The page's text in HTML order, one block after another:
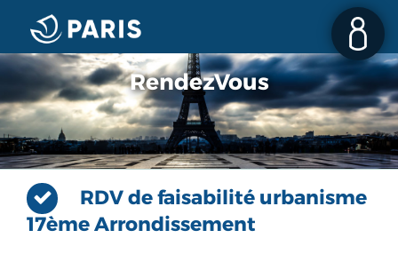
RendezVous
RDV de faisabilité urbanisme
17ème Arrondissement